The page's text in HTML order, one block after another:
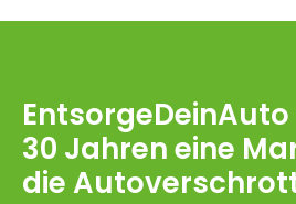
30 Jahren eine
die